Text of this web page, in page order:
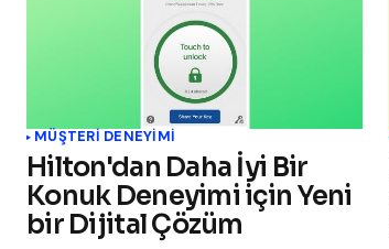
MÜŞTERI DENEYIMI
Hilton'dan Daha İyi Bir
Konuk Deneyimi için Yeni
bir Dijital Çözüm